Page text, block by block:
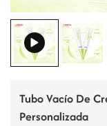
Tubo Vacío De
Personalizada